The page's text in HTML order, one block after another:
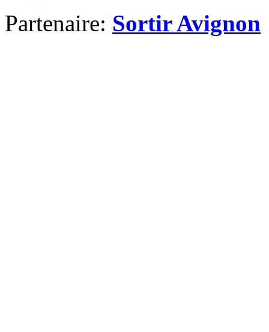
Partenaire: Sortir Avignon